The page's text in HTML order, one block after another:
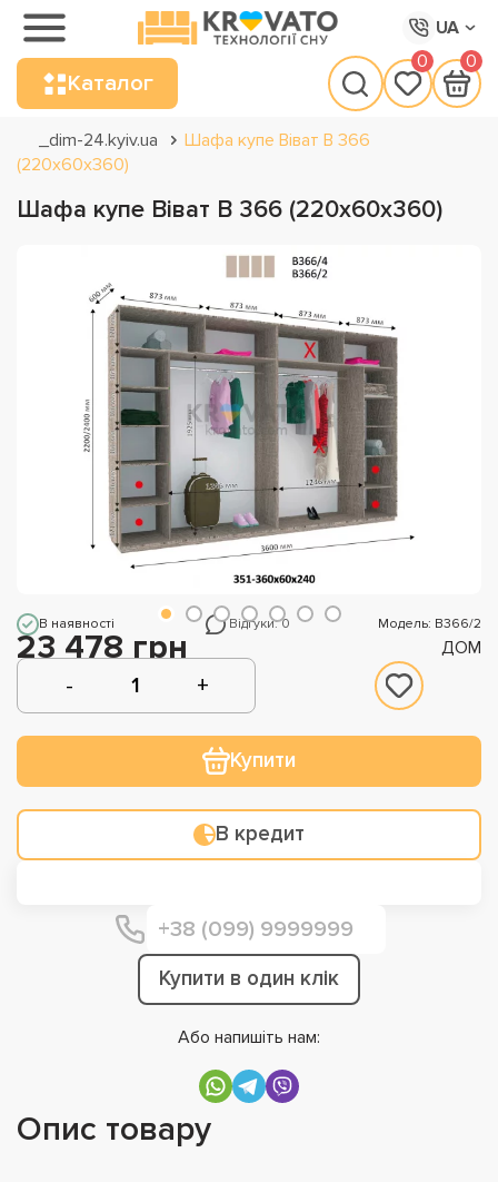
UA
Каталог
0 0
_dim-24.kyiv.ua
Шафа купе Віват В 366
(220х60х360)
Шафа купе Віват В 366 (220х60х360)
В наявності Відгуки: 0 Модель: В366/2
23 478 грн ДОМ
Купити
В кредит
Купити в один клік
Або напишіть нам:
Опис товару